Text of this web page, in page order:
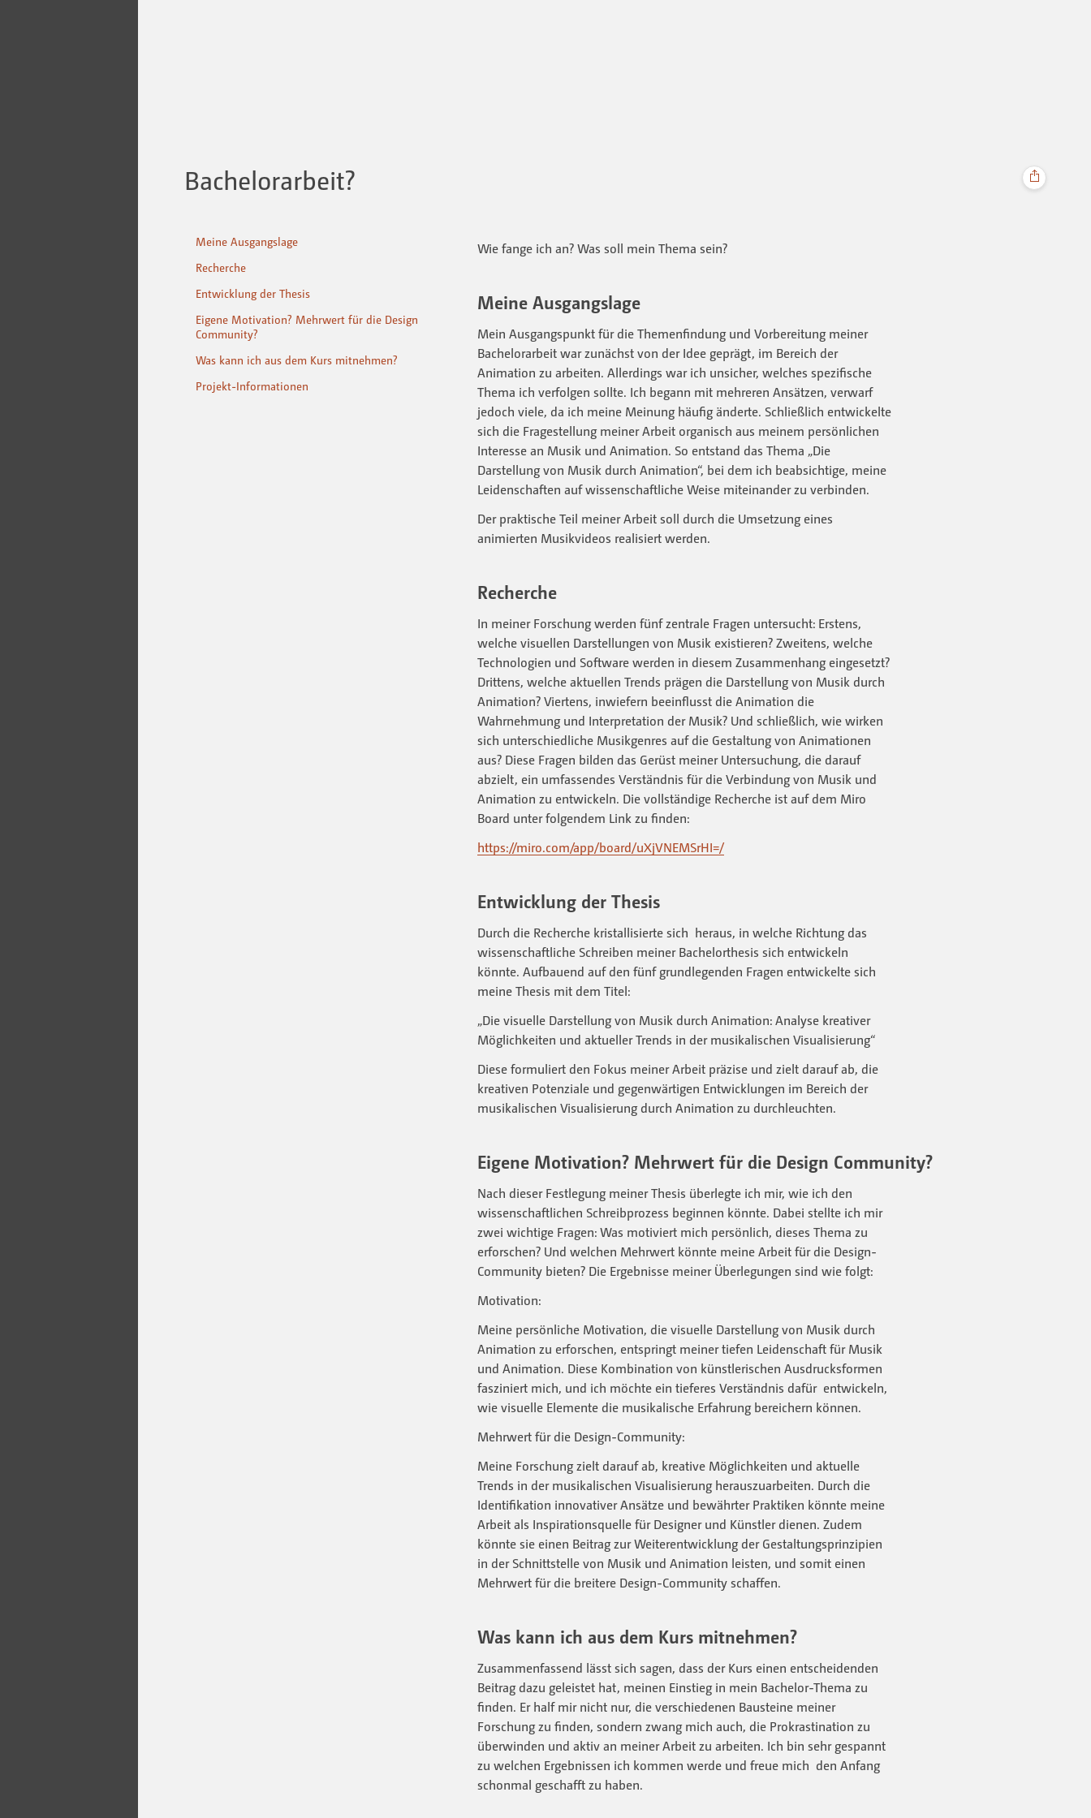
Bachelorarbeit?
Meine Ausgangslage
Recherche
Entwicklung der Thesis
Eigene Motivation? Mehrwert für die Design
Community?
Was kann ich aus dem Kurs mitnehmen?
Projekt-Informationen
Wie fange ich an? Was soll mein Thema sein?
Meine Ausgangslage
Mein Ausgangspunkt für die Themenfindung und Vorbereitung meiner
Bachelorarbeit war zunächst von der Idee geprägt, im Bereich der
Animation zu arbeiten. Allerdings war ich unsicher, welches spezifische
Thema ich verfolgen sollte. Ich begann mit mehreren Ansätzen, verwarf
jedoch viele, da ich meine Meinung häufig änderte. Schließlich entwickelte
sich die Fragestellung meiner Arbeit organisch aus meinem persönlichen
Interesse an Musik und Animation. So entstand das Thema „Die
Darstellung von Musik durch Animation“, bei dem ich beabsichtige, meine
Leidenschaften auf wissenschaftliche Weise miteinander zu verbinden.
Der praktische Teil meiner Arbeit soll durch die Umsetzung eines
animierten Musikvideos realisiert werden.
Recherche
In meiner Forschung werden fünf zentrale Fragen untersucht: Erstens,
welche visuellen Darstellungen von Musik existieren? Zweitens, welche
Technologien und Software werden in diesem Zusammenhang eingesetzt?
Drittens, welche aktuellen Trends prägen die Darstellung von Musik durch
Animation? Viertens, inwiefern beeinflusst die Animation die
Wahrnehmung und Interpretation der Musik? Und schließlich, wie wirken
sich unterschiedliche Musikgenres auf die Gestaltung von Animationen
aus? Diese Fragen bilden das Gerüst meiner Untersuchung, die darauf
abzielt, ein umfassendes Verständnis für die Verbindung von Musik und
Animation zu entwickeln. Die vollständige Recherche ist auf dem Miro
Board unter folgendem Link zu finden:
https://miro.com/app/board/uXjVNEMSrHI=/
Entwicklung der Thesis
Durch die Recherche kristallisierte sich heraus, in welche Richtung das
wissenschaftliche Schreiben meiner Bachelorthesis sich entwickeln
könnte. Aufbauend auf den fünf grundlegenden Fragen entwickelte sich
meine Thesis mit dem Titel:
„Die visuelle Darstellung von Musik durch Animation: Analyse kreativer
Möglichkeiten und aktueller Trends in der musikalischen Visualisierung“
Diese formuliert den Fokus meiner Arbeit präzise und zielt darauf ab, die
kreativen Potenziale und gegenwärtigen Entwicklungen im Bereich der
musikalischen Visualisierung durch Animation zu durchleuchten.
Eigene Motivation? Mehrwert für die Design Community?
Nach dieser Festlegung meiner Thesis überlegte ich mir, wie ich den
wissenschaftlichen Schreibprozess beginnen könnte. Dabei stellte ich mir
zwei wichtige Fragen: Was motiviert mich persönlich, dieses Thema zu
erforschen? Und welchen Mehrwert könnte meine Arbeit für die Design-
Community bieten? Die Ergebnisse meiner Überlegungen sind wie folgt:
Motivation:
Meine persönliche Motivation, die visuelle Darstellung von Musik durch
Animation zu erforschen, entspringt meiner tiefen Leidenschaft für Musik
und Animation. Diese Kombination von künstlerischen Ausdrucksformen
fasziniert mich, und ich möchte ein tieferes Verständnis dafür entwickeln,
wie visuelle Elemente die musikalische Erfahrung bereichern können.
Mehrwert für die Design-Community:
Meine Forschung zielt darauf ab, kreative Möglichkeiten und aktuelle
Trends in der musikalischen Visualisierung herauszuarbeiten. Durch die
Identifikation innovativer Ansätze und bewährter Praktiken könnte meine
Arbeit als Inspirationsquelle für Designer und Künstler dienen. Zudem
könnte sie einen Beitrag zur Weiterentwicklung der Gestaltungsprinzipien
in der Schnittstelle von Musik und Animation leisten, und somit einen
Mehrwert für die breitere Design-Community schaffen.
Was kann ich aus dem Kurs mitnehmen?
Zusammenfassend lässt sich sagen, dass der Kurs einen entscheidenden
Beitrag dazu geleistet hat, meinen Einstieg in mein Bachelor-Thema zu
finden. Er half mir nicht nur, die verschiedenen Bausteine meiner
Forschung zu finden, sondern zwang mich auch, die Prokrastination zu
überwinden und aktiv an meiner Arbeit zu arbeiten. Ich bin sehr gespannt
zu welchen Ergebnissen ich kommen werde und freue mich den Anfang
schonmal geschafft zu haben.